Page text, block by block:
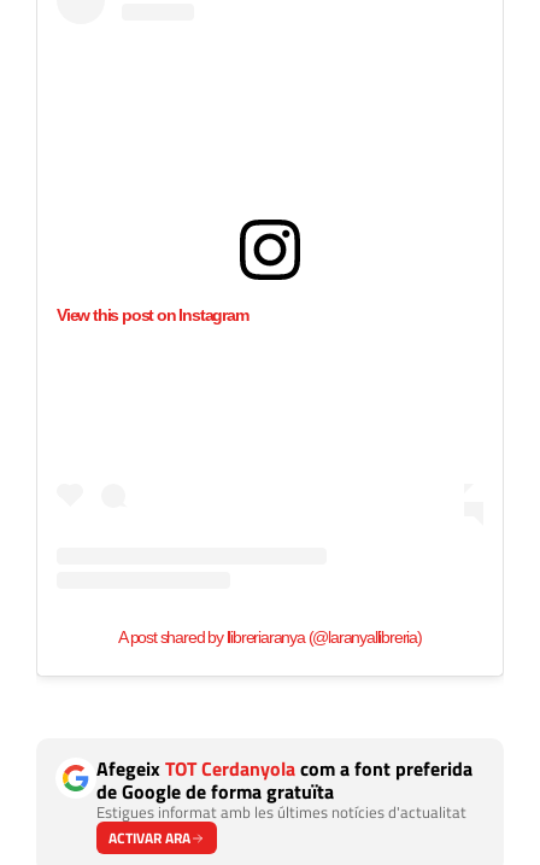
View this post on Instagram
A post shared by llibreriaranya (@laranyallibreria)
AfegeixTOT Cerdanyolacom a font preferida
de Google de forma gratuïta
Estigues informat amb les últimes notícies d'actualitat
ACTIVAR ARA